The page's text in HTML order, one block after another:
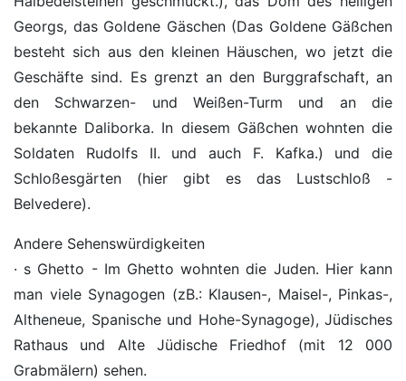
Georgs, das Goldene Gäschen (Das Goldene Gäßchen
besteht sich aus den kleinen Häuschen, wo jetzt die
Geschäfte sind. Es grenzt an den Burggrafschaft, an
den Schwarzen- und Weißen-Turm und an die
bekannte Daliborka. In diesem Gäßchen wohnten die
Soldaten Rudolfs II. und auch F. Kafka.) und die
Schloßesgärten (hier gibt es das Lustschloß -
Belvedere).
Andere Sehenswürdigkeiten
· s Ghetto - Im Ghetto wohnten die Juden. Hier kann
man viele Synagogen (zB.: Klausen-, Maisel-, Pinkas-,
Altheneue, Spanische und Hohe-Synagoge), Jüdisches
Rathaus und Alte Jüdische Friedhof (mit 12 000
Grabmälern) sehen.